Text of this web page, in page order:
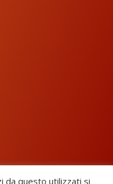
da questo utilizzati si